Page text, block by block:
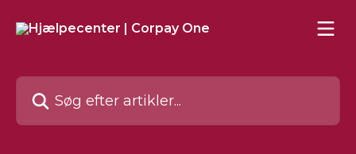
Søg efter artikler...